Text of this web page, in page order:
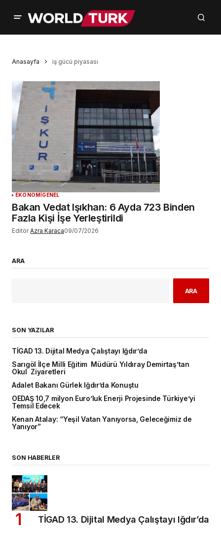
Anasayfa iş gücü piyasası
EKONOMİGENEL
Bakan Vedat Işıkhan: 6 Ayda 723 Binden
Fazla Kişi İşe Yerleştirildi
Editör Azra Karaca09/07/2026
ARA
ARA
SON YAZILAR
TİGAD 13. Dijital Medya Çalıştayı Iğdır’da
Sarıgöl İlçe Milli Eğitim Müdürü Yıldıray Demirtaş’tan
Okul Ziyaretleri
Adalet Bakanı Gürlek Iğdır’da Konuştu
OEDAŞ 10,7 milyon Euro’luk Enerji Projesinde Türkiye’yi
Temsil Edecek
Kenan Atalay: “Yeşil Vatan Yanıyorsa, Geleceğimiz de
Yanıyor”
SON HABERLER
TİGAD 13. Dijital Medya Çalıştayı Iğdır’da